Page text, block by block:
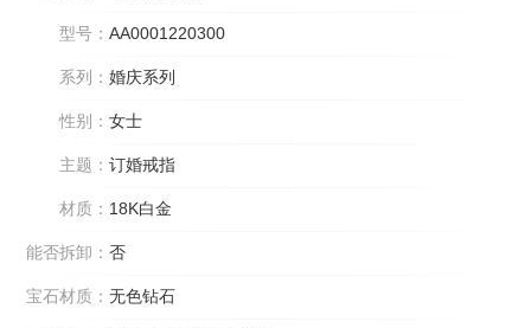
型号： AA0001220300
系列： 婚庆系列
性别： 女士
主题： 订婚戒指
材质： 18K白金
能否拆卸： 否
宝石材质： 无色钻石